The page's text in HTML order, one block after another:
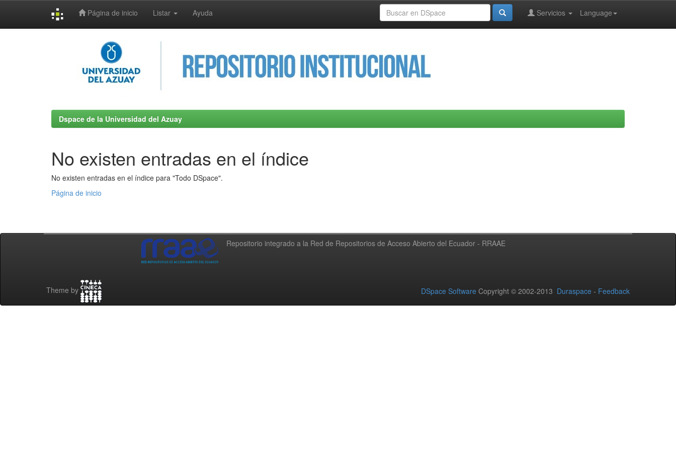
Página de inicio Listar Ayuda Language
Servicios
Dspace de la Universidad del Azuay
No existen entradas en el índice
No existen entradas en el índice para "Todo DSpace".
Página de inicio
Repositorio integrado a la Red de Repositorios de Acceso Abierto del Ecuador - RRAAE
Theme by DSpace Software Copyright © 2002-2013 Duraspace - Feedback